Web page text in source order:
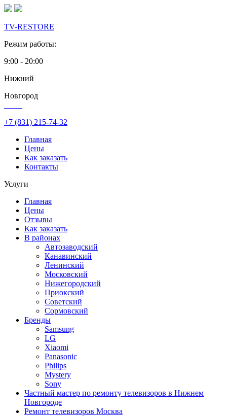
TV-RESTORE
Режим работы:
9:00 - 20:00
Нижний
Новгород
+7 (831) 215-74-32
Главная
Цены
Как заказать
Контакты
Услуги
Главная
Цены
Отзывы
Как заказать
В районах
Автозаводский
Канавинский
Ленинский
Московский
Нижегородский
Приокский
Советский
Сормовский
Бренды
Samsung
LG
Xiaomi
Panasonic
Philips
Mystery
Sony
Частный мастер по ремонту телевизоров в Нижнем
Новгороде
Ремонт телевизоров Москва